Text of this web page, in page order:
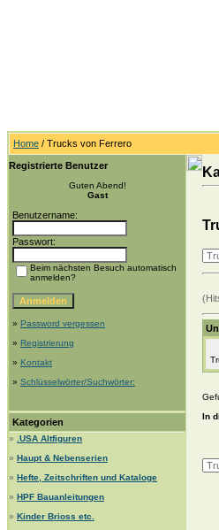
Home / Trucks von Ferrero
Registrierte Benutzer
Guten Abend!
Gast
Benutzername:
Passwort:
Beim nächsten Besuch automatisch
anmelden?
» Password vergessen
» Registrierung
» Kontakt
» Schlüsselwörter/Suchwörter:
Kategorien
»
.USA Altfiguren
» Haupt & Nebenserien
» Hefte, Zeitschriften und Kataloge
» HPF Bauanleitungen
» Kinder Brioss etc.
In